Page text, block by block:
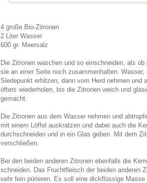
4 große Bio-Zitronen
2 Liter Wasser
600 gr. Meersalz
Die Zitronen waschen und so einschneiden, als
sie an einer Seite noch zusammenhalten.
Siedepunkt erhitzen, dann vom Herd nehmen und
öfters wiederholen, bis die Zitronen weich und
gemacht.
Die Zitronen aus dem Wasser nehmen und
mit einem Löffel auskratzen und dabei auch die
durchschneiden und in ein Glas geben. Mit dem
verschließen.
Bei den beiden anderen Zitronen ebenfalls die
schneiden. Das Fruchtfleisch der beiden anderen
sehr fein pürieren. Es soll eine dickflüssige